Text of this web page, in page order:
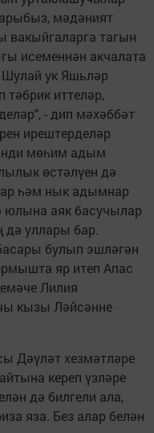
мәдәният
вакыйгаларга тагын
исеменнән акчалата
Шулай ук Яшьләр
иттеләр,
- дип мәхәббәт
ирештерделәр
мөһим адым
өстәлүен дә
һәм нык адымнар
юлына аяк басучылар
дә уллары бар.
булып эшләгән
яр итеп Апас
Лилия
кызы Ләйсәнне
Дәүләт хезмәтләре
кереп үзләре
дә билгели ала,
яза. Без алар белән